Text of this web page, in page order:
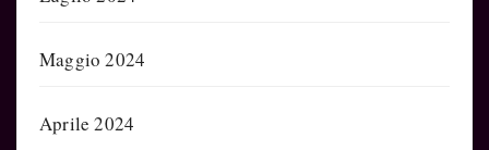
Maggio 2024
Aprile 2024